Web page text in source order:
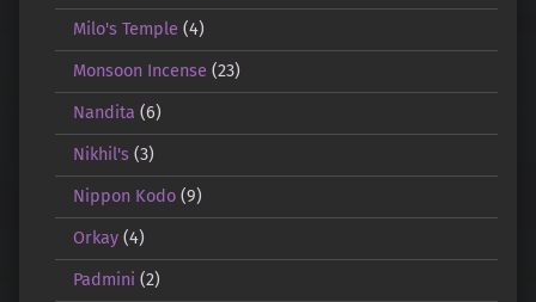
Milo's Temple (4)
Monsoon Incense (23)
Nandita (6)
Nikhil's(3)
Nippon Kodo(9)
Orkay(4)
Padmini (2)